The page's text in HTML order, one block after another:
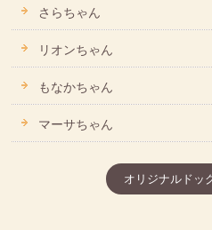
さらちゃん
リオンちゃん
もなかちゃん
マーサちゃん
オリジナルドッ